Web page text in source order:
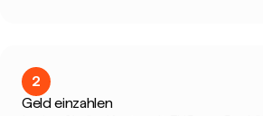
2
Geld einzahlen